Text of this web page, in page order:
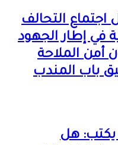
التحالف
في إطار الجهود
أمن الملاحة
باب المندب
يكتب: هل